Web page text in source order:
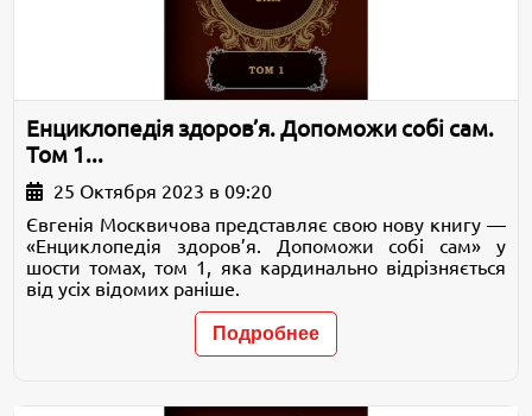
Енциклопедія здоров’я. Допоможи собі сам.
Том 1...
25 Октября 2023 в 09:20
Євгенія Москвичова представляє свою нову книгу —
«Енциклопедія здоров’я. Допоможи собі сам» у
шости томах, том 1, яка кардинально відрізняється
від усіх відомих раніше.
Подробнее